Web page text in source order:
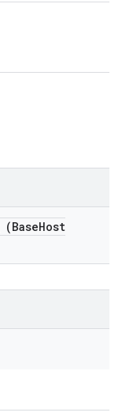
(BaseHost